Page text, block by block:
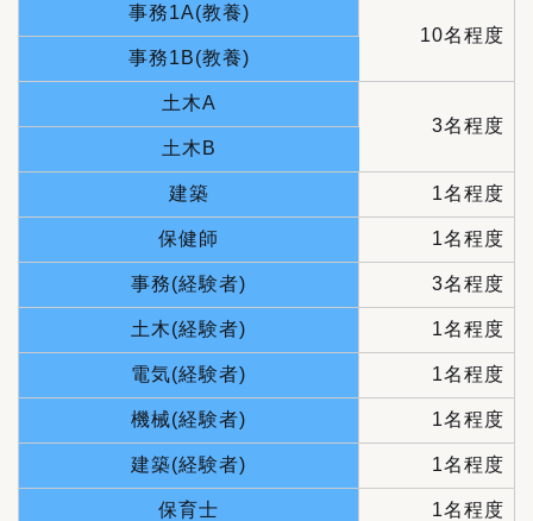
事務1A(教養)
10名程度
事務1B(教養)
土木A
3名程度
土木B
建築 1名程度
保健師 1名程度
事務(経験者) 3名程度
土木(経験者) 1名程度
電気(経験者) 1名程度
機械(経験者) 1名程度
建築(経験者) 1名程度
保育士 1名程度